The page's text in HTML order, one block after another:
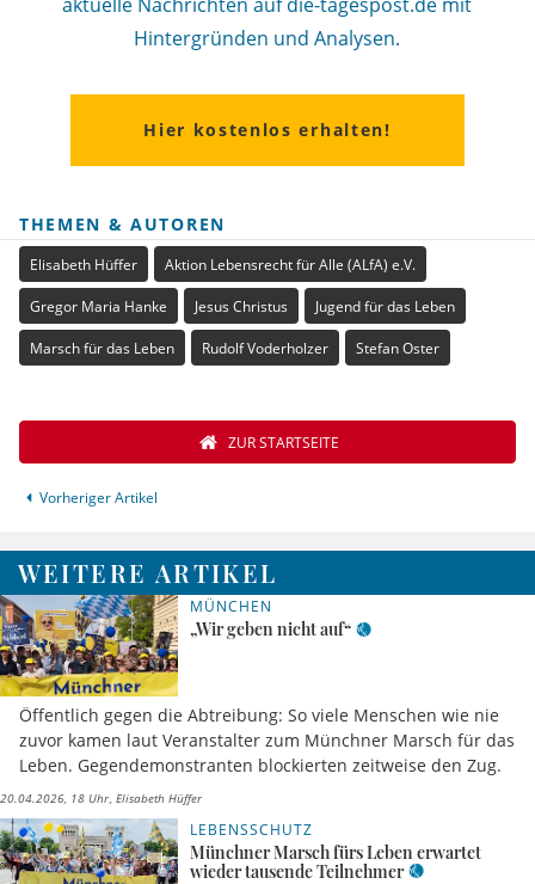
Hintergründen und Analysen.
Hier kostenlos erhalten!
THEMEN & AUTOREN
Elisabeth Hüffer Aktion Lebensrecht für Alle (ALfA) e.V.
Gregor Maria Hanke Jesus Christus Jugend für das Leben
Marsch für das Leben Rudolf Voderholzer Stefan Oster
Vorheriger Artikel
ZUR STARTSEITE
WEITERE ARTIKEL
MÜNCHEN
„Wir geben nicht auf“
Öffentlich gegen die Abtreibung: So viele Menschen wie nie
zuvor kamen laut Veranstalter zum Münchner Marsch für das
Leben. Gegendemonstranten blockierten zeitweise den Zug.
20.04.2026, 18 Uhr Elisabeth Hüffer
LEBENSSCHUTZ
Münchner Marsch fürs Leben erwartet
wieder tausende Teilnehmer